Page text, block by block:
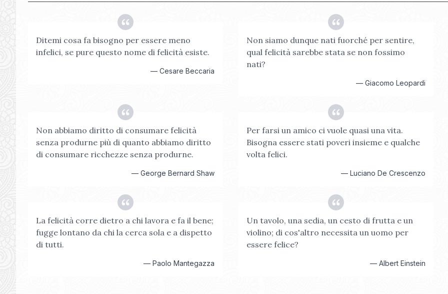
Ditemi cosa fa bisogno per essere meno
infelici, se pure questo nome di felicità esiste.
—Cesare Beccaria
Non siamo dunque nati fuorché per sentire,
qual felicità sarebbe stata se non fossimo
nati?
— Giacomo Leopardi
Non abbiamo diritto di consumare felicità
senza produrne più di quanto abbiamo diritto
di consumare ricchezze senza produrne.
—George Bernard Shaw
Per farsi un amico ci vuole quasi una vita.
Bisogna essere stati poveri insieme e qualche
volta felici.
— Luciano De Crescenzo
La felicità corre dietro a chi lavora e fa il bene;
fugge lontano da chi la cerca sola e a dispetto
di tutti.
—Paolo Mantegazza
Un tavolo, una sedia, un cesto di frutta e un
violino; di cos'altro necessita un uomo per
essere felice?
— Albert Einstein